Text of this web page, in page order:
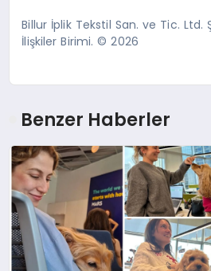
Billur İplik Tekstil San. ve Tic. Ltd.
İlişkiler Birimi. © 2026
Benzer Haberler